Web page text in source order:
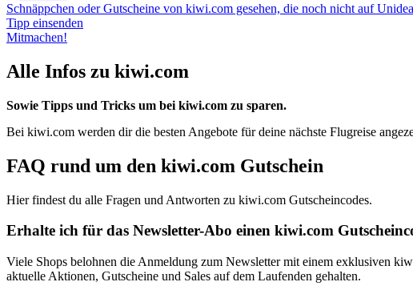
Schnäppchen oder Gutscheine von kiwi.com gesehen, die noch nicht auf
Tipp einsenden
Mitmachen!
Alle Infos zu kiwi.com
Sowie Tipps und Tricks um bei kiwi.com zu sparen.
Bei kiwi.com werden dir die besten Angebote für deine nächste Flugreise
FAQ rund um den kiwi.com Gutschein
Hier findest du alle Fragen und Antworten zu kiwi.com Gutscheincodes.
Erhalte ich für das Newsletter-Abo einen kiwi.com
Viele Shops belohnen die Anmeldung zum Newsletter mit einem exklusiven
aktuelle Aktionen, Gutscheine und Sales auf dem Laufenden gehalten.